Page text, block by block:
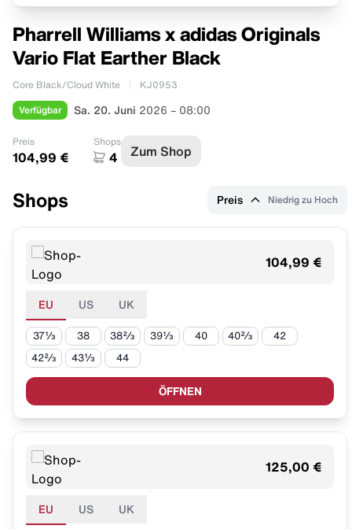
Pharrell Williams x adidas Originals
Vario Flat Earther Black
Core Black/Cloud White KJ0953
Verfügbar Sa. 20. Juni 2026 – 08:00
Preis
104,99 €
Shops
4 Zum Shop
Shops Preis Niedrig zu Hoch
104,99 €
EU US UK
37⅓ 38 38⅔ 39⅓ 40 40⅔ 42
42⅔ 43⅓ 44
ÖFFNEN
125,00 €
EU US UK